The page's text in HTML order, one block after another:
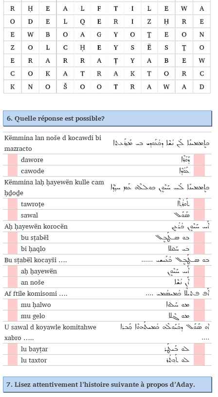
6. Quelle réponse est possible?
Këmmina lan noše d kocawdi bi
mazracto
ܟܐܷܡܡܝܢܰܐ ܠܰܢ ܢܳܫܶܐ ܕܟܳܥܰܘܕܝ ܒܝ ܡܰܙܪܰܥܬܐ
dawore ܕܰܘܳܪܶܐ
cawode ܥܰܘܳܕܶܐ
Këmmina laḥ ḥayewën kulle cam
ḥḏoḏe
ܟܐܷܡܡܝܢܰܐ ܠܰܚ ܚܰܝܶܘܷܢ ܟܘܠܠܶܗ ܥܰܡ ܚܕ݂ܳܕ݂ܶܐ
tawroṯe ܬܰܘܪܳܬ݂ܶܐ
sawal ܣܰܘܰܠ
Aḥ ḥayewën korocën ܐܰܚ ܚܰܝܶܘܷܢ ܟܳܪܳܥܷܢ
bu sṭabël ܒܘ ܣـܛܰܒܷܠ
bi ḥaqlo ܒܝ ܚܰܩܠܐ
Bu sṭabël kocayši …. ܒܘ ܣـܛܰܒܷܠ ܟܳܥܰܝܫܝ ......
aḥ ḥayewën ܐܰܚ ܚܰܝܶܘܷܢ
an noše ܐܰܢ ܢܳܫܶܐ
Af ftile komisomi …. ܐܰܦ ܦܬܝܠܶܐ ܟܳܡܝܣܳܡܝ ....
mu ḥalwo ܡܘ ܚܰܠܘܐ
mu gelo ܡܘ ܓܶܠܐ
U sawal d koyawle komitahwe
xabro …..
ܐܘ ܣܰܘܰܠ ܕܟܳܝܰܘܠܶܗ ܟܳܡܝܬܰܗܘܶܐ ܟ݂ܰܒܪܐ
....
lu bayṭar ܠܘ ܒܰܝܛܰܪ
lu taxtor ܠܘ ܬܰܟ݂ܬܳܪ
7. Lisez attentivement l’histoire suivante à propos d’Aday.